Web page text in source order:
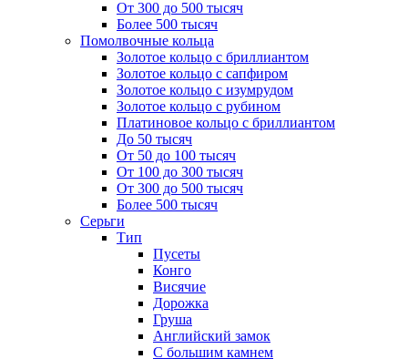
От 300 до 500 тысяч
Более 500 тысяч
Помолвочные кольца
Золотое кольцо с бриллиантом
Золотое кольцо с сапфиром
Золотое кольцо с изумрудом
Золотое кольцо с рубином
Платиновое кольцо с бриллиантом
До 50 тысяч
От 50 до 100 тысяч
От 100 до 300 тысяч
От 300 до 500 тысяч
Более 500 тысяч
Серьги
Тип
Пусеты
Конго
Висячие
Дорожка
Груша
Английский замок
С большим камнем